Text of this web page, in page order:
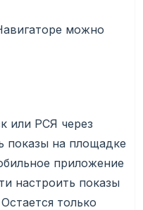
можно
или РСЯ через
показы на площадке
приложение
настроить показы
только